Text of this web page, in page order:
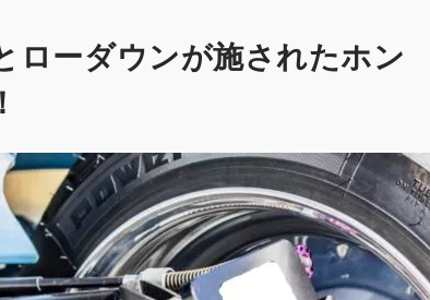
ローダウンが施されたホン